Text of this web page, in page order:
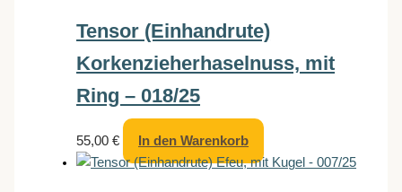
Tensor (Einhandrute)
Korkenzieherhaselnuss, mit
Ring – 018/25
55,00€ In den Warenkorb